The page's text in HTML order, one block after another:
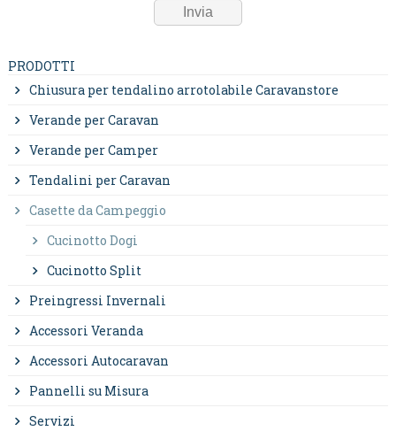
PRODOTTI
Chiusura per tendalino arrotolabile Caravanstore
Verande per Caravan
Verande per Camper
Tendalini per Caravan
Casette da Campeggio
Cucinotto Dogi
Cucinotto Split
Preingressi Invernali
Accessori Veranda
Accessori Autocaravan
Pannelli su Misura
Servizi